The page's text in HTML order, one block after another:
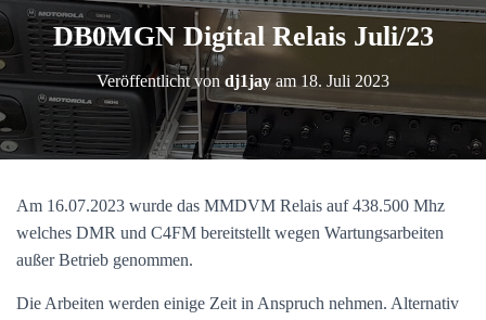
DB0MGN Digital Relais Juli/23
Veröffentlicht von dj1jay am 18. Juli 2023
Am 16.07.2023 wurde das MMDVM Relais auf 438.500 Mhz
welches DMR und C4FM bereitstellt wegen Wartungsarbeiten
außer Betrieb genommen.
Die Arbeiten werden einige Zeit in Anspruch nehmen. Alternativ